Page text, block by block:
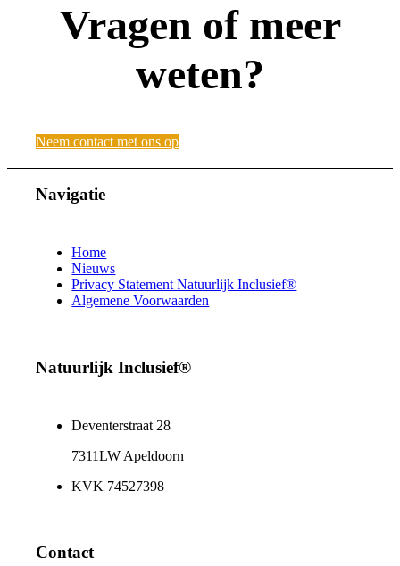
Vragen of meer
weten?
Neem contact met ons op
Navigatie
Home
Nieuws
Privacy Statement Natuurlijk Inclusief®
Algemene Voorwaarden
Natuurlijk Inclusief®
Deventerstraat 28
7311LW Apeldoorn
KVK 74527398
Contact